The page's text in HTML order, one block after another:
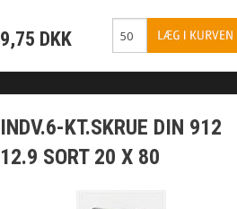
9,75 DKK
INDV.6-KT.SKRUE DIN 912
12.9 SORT 20 X 80